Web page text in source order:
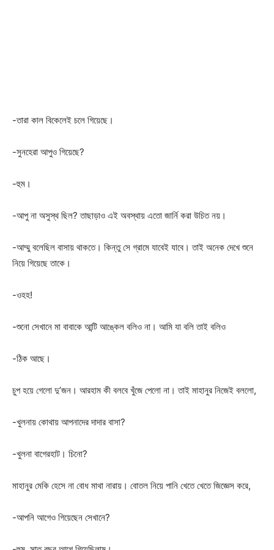
-তারা কাল বিকেলেই চলে গিয়েছে।
-সুনহেরা আপুও গিয়েছে?
-হুম।
-আপু না অসুস্থ ছিল? তাছাড়াও এই অবস্থায় এতো জার্নি করা উচিত নয়।
-আম্মু বলেছিল বাসায় থাকতে। কিন্তু সে গ্রামে যাবেই যাবে। তাই অনেক দেখে শুনে
নিয়ে গিয়েছে তাকে।
-ওহহ!
-শুনো সেখানে মা বাবাকে আন্টি আঙ্কেল বলিও না। আমি যা বলি তাই বলিও
-ঠিক আছে।
চুপ হয়ে গেলো দু’জন। আরহাম কী বলবে খুঁজে পেলো না। তাই মাহানুর নিজেই বললো,
-খুলনায় কোথায় আপনাদের দাদার বাসা?
-খুলনা বাগেরহাট। চিনো?
মাহানুর মেকি হেসে না বোধ মাথা নারায়। বোতল নিয়ে পানি খেতে খেতে জিজ্ঞেস করে,
-আপনি আগেও গিয়েছেন সেখানে?